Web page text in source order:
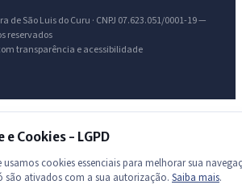
de São Luis do Curu · CNPJ 07.623.051/0001-19 —
reservados
transparência e acessibilidade
e Cookies - LGPD
usamos cookies essenciais para melhorar sua
são ativados com a sua autorização. Saiba mais.